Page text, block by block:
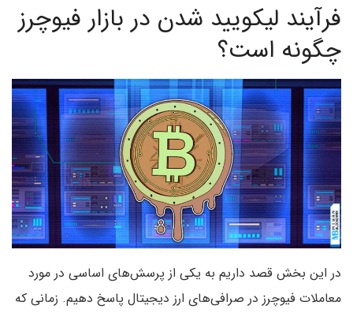
فرآیند لیکویید شدن در بازار فیوچرز
چگونه است؟
در این بخش قصد داریم به یکی از پرسش‌های اساسی در مورد
معاملات فیوچرز در صرافی‌های ارز دیجیتال پاسخ دهیم. زمانی که